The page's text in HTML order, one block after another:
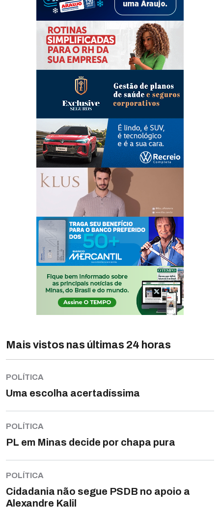
Mais vistos nas últimas 24 horas
POLÍTICA
Uma escolha acertadíssima
POLÍTICA
PL em Minas decide por chapa pura
POLÍTICA
Cidadania não segue PSDB no apoio a
Alexandre Kalil